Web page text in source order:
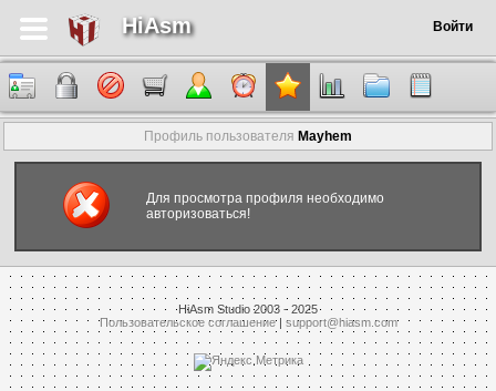
HiAsm Войти
Профиль пользователя Mayhem
Для просмотра профиля необходимо
авторизоваться!
HiAsm Studio 2003 - 2025
Пользовательское соглашение| support@hiasm.com